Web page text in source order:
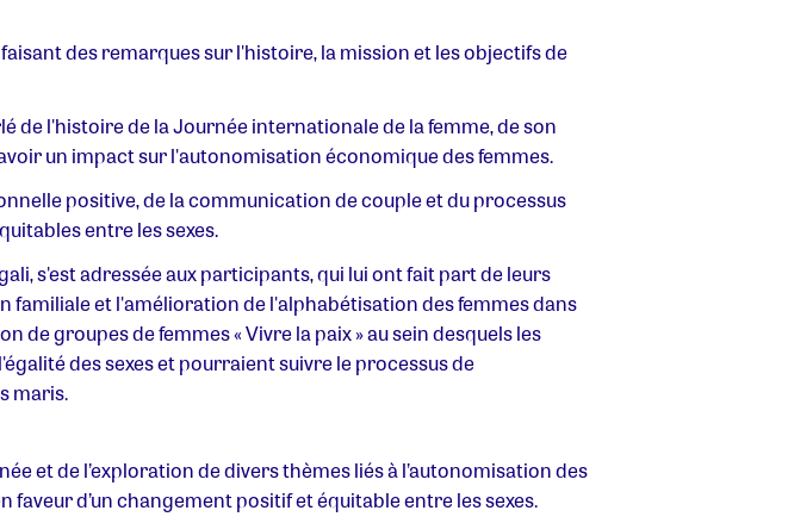
des remarques sur l'histoire, la mission et les objectifs de
de l'histoire de la Journée internationale de la femme, de son
un impact sur l'autonomisation économique des femmes.
positive, de la communication de couple et du processus
entre les sexes.
s'est adressée aux participants, qui lui ont fait part de leurs
et l'amélioration de l'alphabétisation des femmes dans
de groupes de femmes « Vivre la paix » au sein desquels les
des sexes et pourraient suivre le processus de
maris.
et de l’exploration de divers thèmes liés à l’autonomisation des
d’un changement positif et équitable entre les sexes.